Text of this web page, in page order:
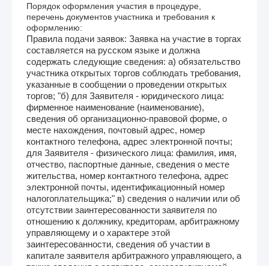
Порядок оформления участия в процедуре,
перечень документов участника и требования к
оформлению:
Правила подачи заявок: Заявка на участие в торгах
составляется на русском языке и должна
содержать следующие сведения: а) обязательство
участника открытых торгов соблюдать требования,
указанные в сообщении о проведении открытых
торгов; "б) для Заявителя - юридического лица:
фирменное наименование (наименование),
сведения об организационно-правовой форме, о
месте нахождения, почтовый адрес, номер
контактного телефона, адрес электронной почты;
для Заявителя - физического лица: фамилия, имя,
отчество, паспортные данные, сведения о месте
жительства, номер контактного телефона, адрес
электронной почты, идентификационный номер
налогоплательщика;" в) сведения о наличии или об
отсутствии заинтересованности заявителя по
отношению к должнику, кредиторам, арбитражному
управляющему и о характере этой
заинтересованности, сведения об участии в
капитале заявителя арбитражного управляющего, а